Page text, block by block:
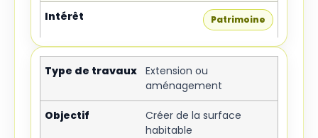
Patrimoine
Extension ou
aménagement
Créer de la surface
habitable